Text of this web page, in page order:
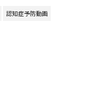
認知症予防動画